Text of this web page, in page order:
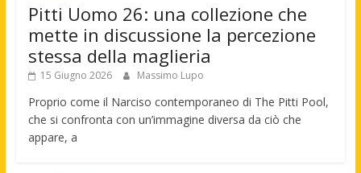
Pitti Uomo 26: una collezione che
mette in discussione la percezione
stessa della maglieria
15 Giugno 2026 Massimo Lupo
Proprio come il Narciso contemporaneo di The Pitti Pool,
che si confronta con un’immagine diversa da ciò che
appare, a